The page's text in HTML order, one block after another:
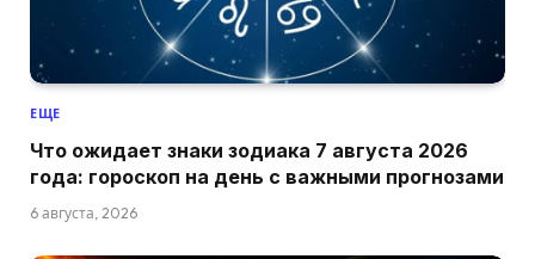
ЕЩЕ
Что ожидает знаки зодиака 7 августа 2026
года: гороскоп на день с важными прогнозами
6 августа, 2026